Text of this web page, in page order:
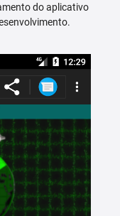
do aplicativo